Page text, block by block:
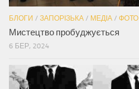
БЛОГИ / ЗАПОРІЗЬКА / МЕДІА / ФОТО
Мистецтво пробуджується
6 БЕР, 2024